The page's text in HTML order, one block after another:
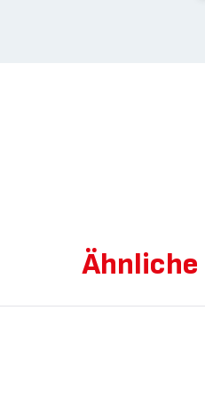
Ähnliche